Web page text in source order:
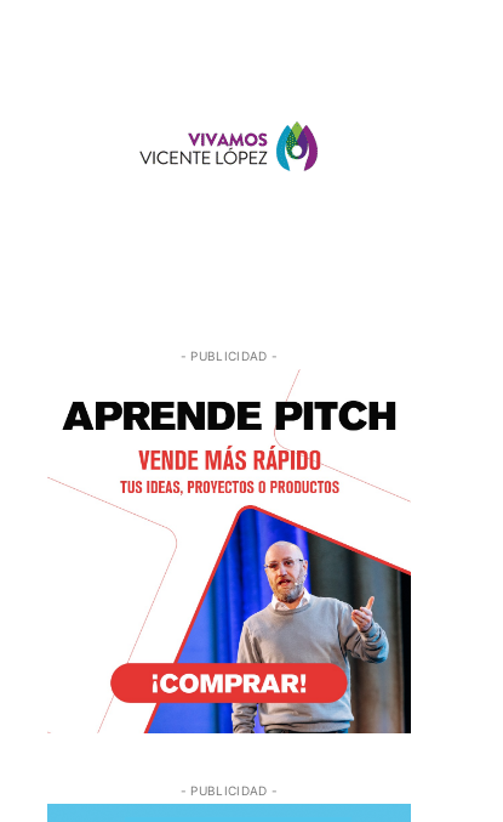
- PUBLICIDAD -
- PUBLICIDAD -